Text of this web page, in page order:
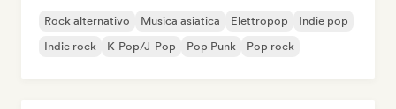
Rock alternativo Musica asiatica Elettropop
Indie pop
Indie rock
K-Pop/J-Pop Pop Punk Pop rock